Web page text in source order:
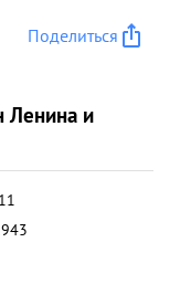
Поделиться
Ленина и